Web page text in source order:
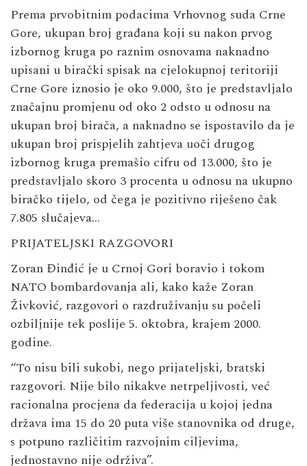
Prema prvobitnim podacima Vrhovnog suda Crne
Gore, ukupan broj građana koji su nakon prvog
izbornog kruga po raznim osnovama naknadno
upisani u birački spisak na cjelokupnoj teritoriji
Crne Gore iznosio je oko 9.000, što je predstavljalo
značajnu promjenu od oko 2 odsto u odnosu na
ukupan broj birača, a naknadno se ispostavilo da je
ukupan broj prispjelih zahtjeva uoči drugog
izbornog kruga premašio cifru od 13.000, što je
predstavljalo skoro 3 procenta u odnosu na ukupno
biračko tijelo, od čega je pozitivno riješeno čak
7.805 slučajeva…
PRIJATELJSKI RAZGOVORI
Zoran Đinđić je u Crnoj Gori boravio i tokom
NATO bombardovanja ali, kako kaže Zoran
Živković, razgovori o razdruživanju su počeli
ozbiljnije tek poslije 5. oktobra, krajem 2000.
godine.
“To nisu bili sukobi, nego prijateljski, bratski
razgovori. Nije bilo nikakve netrpeljivosti, već
racionalna procjena da federacija u kojoj jedna
država ima 15 do 20 puta više stanovnika od druge,
s potpuno različitim razvojnim ciljevima,
jednostavno nije održiva”.